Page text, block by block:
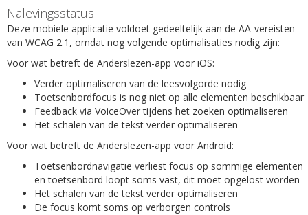
Nalevingsstatus
Deze mobiele applicatie voldoet gedeeltelijk aan de AA-vereisten
van WCAG 2.1, omdat nog volgende optimalisaties nodig zijn:
Voor wat betreft de Anderslezen-app voor iOS:
Verder optimaliseren van de leesvolgorde nodig
Toetsenbordfocus is nog niet op alle elementen beschikbaar
Feedback via VoiceOver tijdens het zoeken optimaliseren
Het schalen van de tekst verder optimaliseren
Voor wat betreft de Anderslezen-app voor Android:
Toetsenbordnavigatie verliest focus op sommige elementen
en toetsenbord loopt soms vast, dit moet opgelost worden
Het schalen van de tekst verder optimaliseren
De focus komt soms op verborgen controls